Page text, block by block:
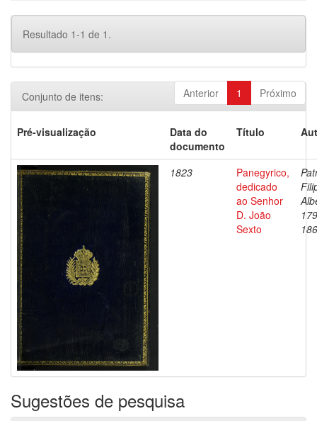
Resultado 1-1 de 1.
Anterior 1 Próximo
Conjunto de itens:
Pré-visualização
Data do
documento
Título
1823
Panegyrico,
dedicado
ao Senhor
D. João
Sexto
Sugestões de pesquisa